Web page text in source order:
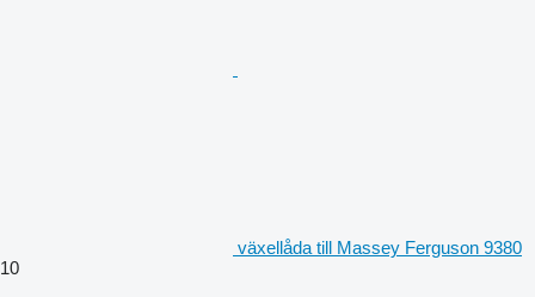
växellåda till Massey Ferguson 9380
10